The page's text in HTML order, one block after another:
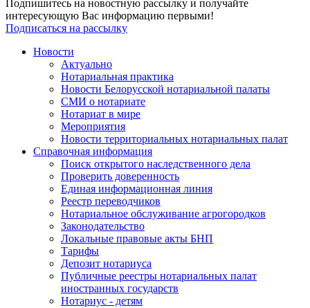
Подпишитесь на новостную рассылку и получайте
интересующую Вас информацию первыми!
Подписаться на рассылку
Новости
Актуально
Нотариальная практика
Новости Белорусской нотариальной палаты
СМИ о нотариате
Нотариат в мире
Мероприятия
Новости территориальных нотариальных палат
Справочная информация
Поиск открытого наследственного дела
Проверить доверенность
Единая информационная линия
Реестр переводчиков
Нотариальное обслуживание агрогородков
Законодательство
Локальные правовые акты БНП
Тарифы
Депозит нотариуса
Публичные реестры нотариальных палат
иностранных государств
Нотариус - детям